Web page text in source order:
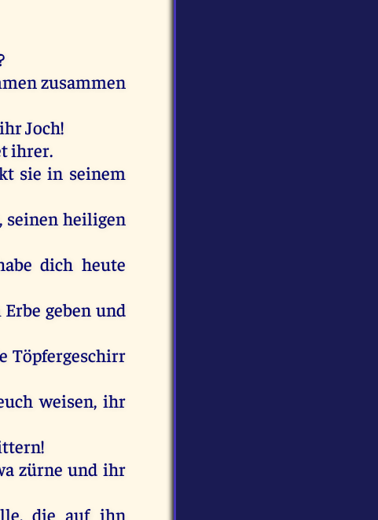
zusammen
Joch!
ihrer.
sie in seinem
seinen heiligen
dich heute
geben und
Töpfergeschirr
weisen, ihr
zürne und ihr
die auf ihn